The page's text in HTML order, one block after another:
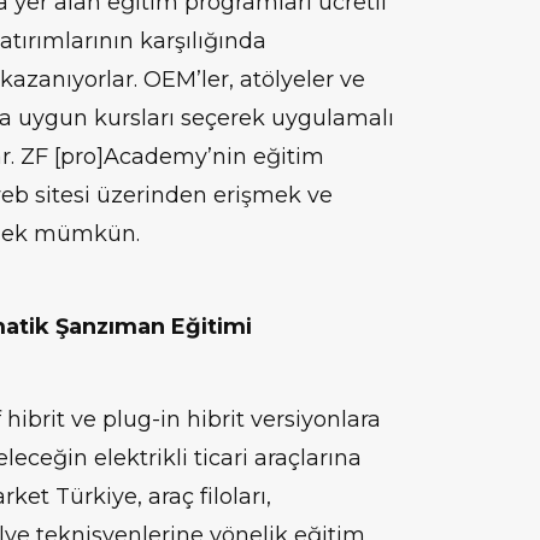
karşılığında
OEM’ler, atölyeler ve
uygun kursları seçerek uygulamalı
ZF [pro]Academy’nin eğitim
sitesi üzerinden erişmek ve
mümkün.
Şanzıman Eğitimi
hibrit ve plug-in hibrit versiyonlara
elektrikli ticari araçlarına
Türkiye, araç filoları,